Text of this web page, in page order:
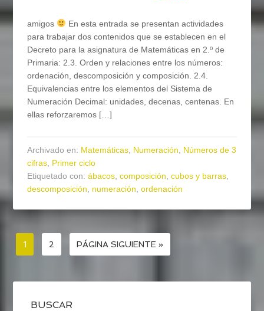
amigos
En esta entrada se presentan actividades
para trabajar dos contenidos que se establecen en el
Decreto para la asignatura de Matemáticas en 2.º de
Primaria: 2.3. Orden y relaciones entre los números:
ordenación, descomposición y composición. 2.4.
Equivalencias entre los elementos del Sistema de
Numeración Decimal: unidades, decenas, centenas. En
ellas reforzaremos […]
Archivado en: Matemáticas Numeración
Números de 3
cifras Primer ciclo
Etiquetado con:ábacos ,composición ,cubos y barras
descomposición
numeración ,ordenación
1 2 PÁGINA SIGUIENTE »
BUSCAR